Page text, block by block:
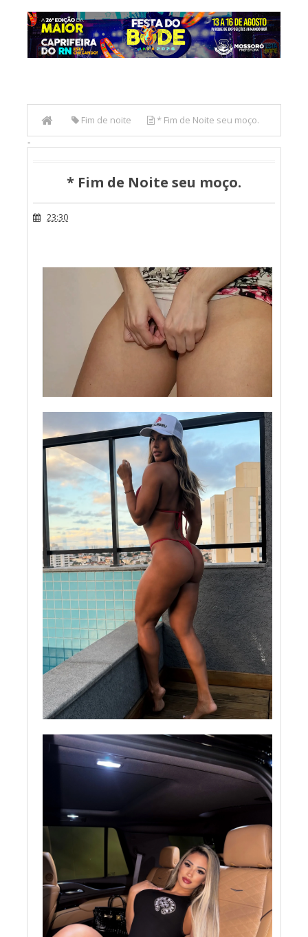
Fim de noite
* Fim de Noite seu moço.
-
* Fim de Noite seu moço.
23:30